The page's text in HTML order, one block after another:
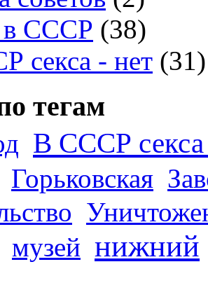
в СССР (38)
секса - нет (31)
тегам
В СССР секса
Горьковская
музей нижний